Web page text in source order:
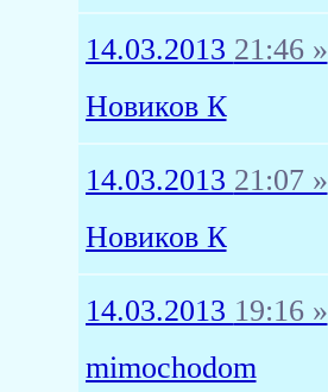
14.03.2013 21:46 »
Новиков К
14.03.2013 21:07 »
Новиков К
14.03.2013 19:16 »
mimochodom